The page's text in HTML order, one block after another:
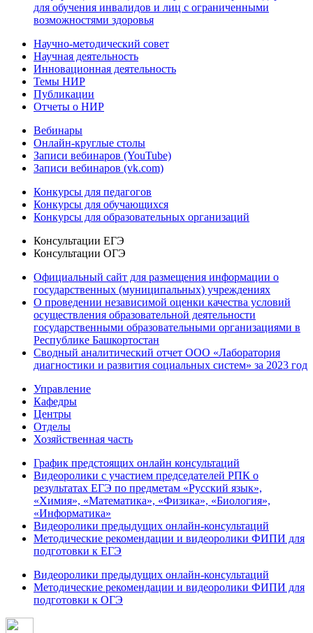
для обучения инвалидов и лиц с ограниченными
возможностями здоровья
Научно-методический совет
Научная деятельность
Инновационная деятельность
Темы НИР
Публикации
Отчеты о НИР
Вебинары
Онлайн-круглые столы
Записи вебинаров (YouTube)
Записи вебинаров (vk.com)
Конкурсы для педагогов
Конкурсы для обучающихся
Конкурсы для образовательных организаций
Консультации ЕГЭ
Консультации ОГЭ
Официальный сайт для размещения информации о
государственных (муниципальных) учреждениях
О проведении независимой оценки качества условий
осуществления образовательной деятельности
государственными образовательными организациями в
Республике Башкортостан
Сводный аналитический отчет ООО «Лаборатория
диагностики и развития социальных систем» за 2023 год
Управление
Кафедры
Центры
Отделы
Хозяйственная часть
График предстоящих онлайн консультаций
Видеоролики с участием председателей РПК о
результатах ЕГЭ по предметам «Русский язык»,
«Химия», «Математика», «Физика», «Биология»,
«Информатика»
Видеоролики предыдущих онлайн-консультаций
Методические рекомендации и видеоролики ФИПИ для
подготовки к ЕГЭ
Видеоролики предыдущих онлайн-консультаций
Методические рекомендации и видеоролики ФИПИ для
подготовки к ОГЭ